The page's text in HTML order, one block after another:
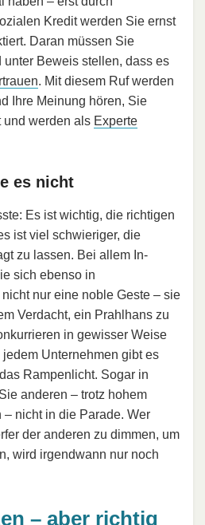
Kredit werden Sie ernst
Daran müssen Sie
unter Beweis stellen, dass es
. Mit diesem Ruf werden
Ihre Meinung hören, Sie
und werden als Experte
es nicht
Es ist wichtig, die richtigen
ist viel schwieriger, die
zu lassen. Bei allem In-
sich ebenso in
nicht nur eine noble Geste – sie
Verdacht, ein Prahlhans zu
in gewisser Weise
Unternehmen gibt es
Rampenlicht. Sogar in
anderen – trotz hohem
nicht in die Parade. Wer
der anderen zu dimmen, um
wird irgendwann nur noch
– aber richtig